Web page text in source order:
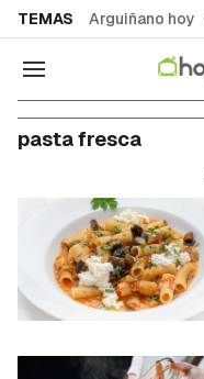
TEMAS Arguiñano hoy
Navegación
pasta fresca